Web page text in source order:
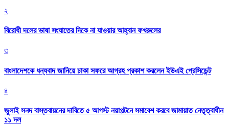
২
বিরোধী দলের ভাষা সংঘাতের দিকে না যাওয়ার আহ্বান ফখরুলের
৩
বাংলাদেশকে ধন্যবাদ জানিয়ে ঢাকা সফরে আগ্রহ প্রকাশ করলেন ইউএই প্রেসিডেন্ট
৪
জুলাই সনদ বাস্তবায়নের দাবিতে ৫ আগস্ট নয়াপল্টনে সমাবেশ করবে জামায়াত নেতৃত্বাধীন
১১ দল